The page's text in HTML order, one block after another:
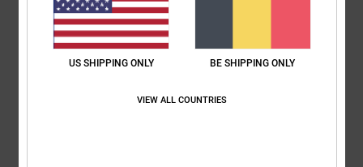
50% de nos clients recommandent ce produit
5.0
5.0
US SHIPPING ONLY BE SHIPPING ONLY
VIEW ALL COUNTRIES